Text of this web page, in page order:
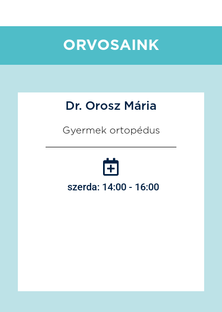
ORVOSAINK
Dr. Orosz Mária
Gyermek ortopédus
szerda: 14:00 - 16:00